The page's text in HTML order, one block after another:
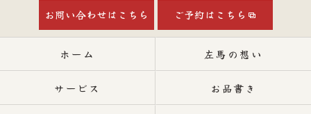
お問い合わせはこちら ご予約はこちら
ホーム 左馬の想い
サービス お品書き